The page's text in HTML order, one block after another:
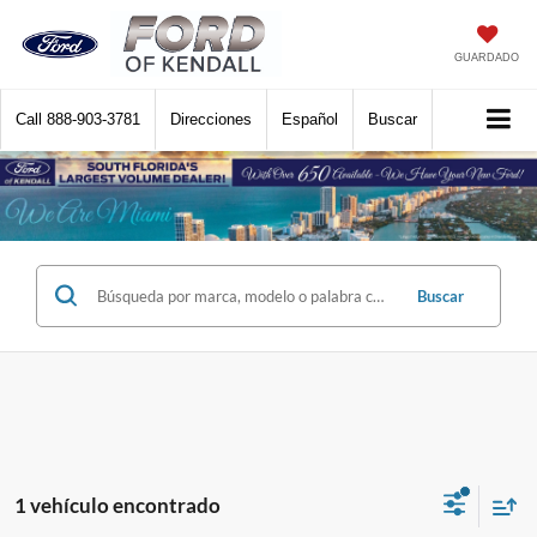
GUARDADO
Call 888-903-3781 Direcciones Español Buscar
Buscar
1 vehículo encontrado